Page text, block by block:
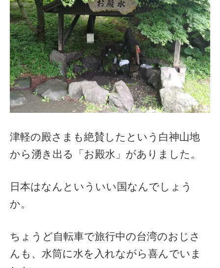
津軽の殿さまも絶賛したという白神山地
から湧き出る「お殿水」がありました。
日本はなんといういい国なんでしょう
か。
ちょうど自転車で旅行中の台湾のおじさ
んも、水筒に水を入れながら喜んでいま